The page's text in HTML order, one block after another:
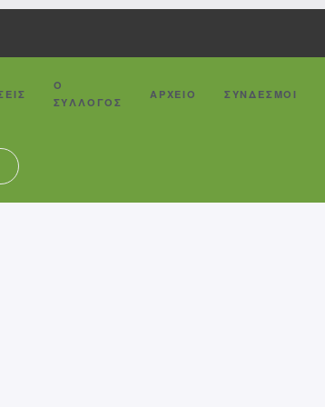
Ο
ΣΥΛΛΟΓΟΣ
ΑΡΧΕΙΟ ΣΥΝΔΕΣΜΟΙ